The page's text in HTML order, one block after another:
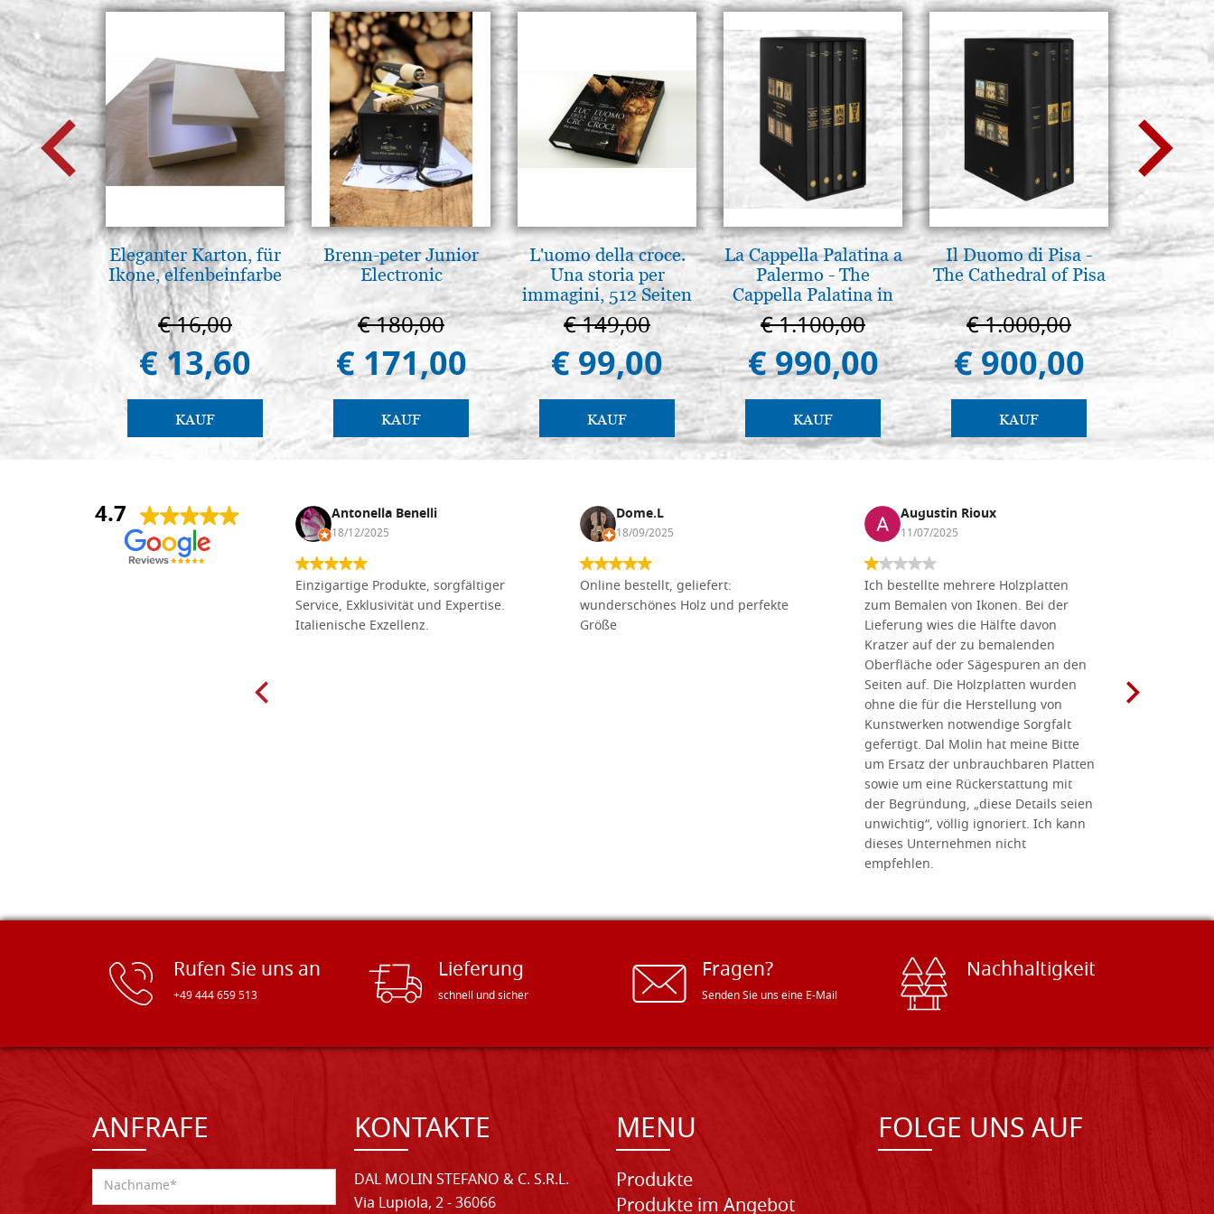
Eleganter Karton, für
Ikone, elfenbeinfarbe
€ 16,00
€ 13,60
KAUF
Brenn-peter Junior
Electronic
€ 180,00
€ 171,00
KAUF
L'uomo della croce.
Una storia per
immagini, 512 Seiten
€ 149,00
€ 99,00
KAUF
La Cappella Palatina a
Palermo - The
Cappella Palatina in
Palermo
€ 1.100,00
€ 990,00
KAUF
Il Duomo di Pisa -
The Cathedral of Pisa
€ 1.000,00
€ 900,00
KAUF
€
4.7
Anna Maria Negri Antonella Benelli
18/12/2025
Einzigartige Produkte, sorgfältiger
Service, Exklusivität und Expertise.
Italienische Exzellenz.
Dome.L
18/09/2025
Online bestellt, geliefert:
wunderschönes Holz und perfekte
Größe
Augustin Rioux
11/07/2025
Ich bestellte mehrere Holzplatten
zum Bemalen von Ikonen. Bei der
Lieferung wies die Hälfte davon
Kratzer auf der zu bemalenden
Oberfläche oder Sägespuren an den
Seiten auf. Die Holzplatten wurden
ohne die für die Herstellung von
Kunstwerken notwendige Sorgfalt
gefertigt. Dal Molin hat meine Bitte
um Ersatz der unbrauchbaren Platten
sowie um eine Rückerstattung mit
der Begründung, „diese Details seien
unwichtig“, völlig ignoriert. Ich kann
dieses Unternehmen nicht
empfehlen.
Rufen Sie uns an
+49 444 659 513
Lieferung
schnell und sicher
Fragen?
Senden Sie uns eine E-Mail
Nachhaltigkeit
ANFRAFE KONTAKTE
DAL MOLIN STEFANO & C. S.R.L.
Via Lupiola, 2 - 36066
MENU
Produkte
Produkte im Angebot
FOLGE UNS AUF